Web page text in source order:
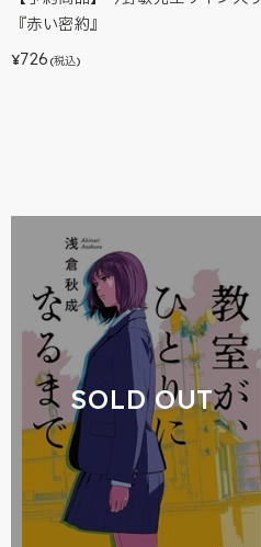
『赤い密約』
¥726 (税込)
SOLD OUT